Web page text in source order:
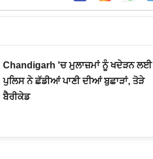
Chandigarh 'ਚ ਮੁਲਾਜ਼ਮਾਂ ਨੂੰ ਖਦੇੜਨ ਲਈ
ਪੁਲਿਸ ਨੇ ਛੱਡੀਆਂ ਪਾਣੀ ਦੀਆਂ ਬੁਛਾੜਾਂ, ਤੋੜੇ
ਬੈਰੀਕੇਡ